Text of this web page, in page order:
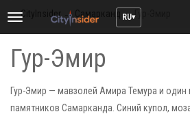
Toggle
RU
CityInsider → Самарканд →Гур-Эмир
Гур-Эмир
Гур-Эмир — мавзолей Амира Темура и
памятников Самарканда. Синий купол,